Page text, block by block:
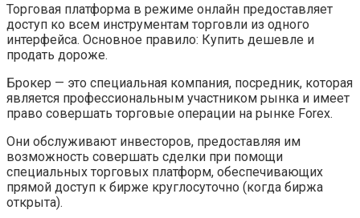
Торговая платформа в режиме онлайн предоставляет
доступ ко всем инструментам торговли из одного
интерфейса. Основное правило: Купить дешевле и
продать дороже.
Брокер — это специальная компания, посредник, которая
является профессиональным участником рынка и имеет
право совершать торговые операции на рынке Forex.
Они обслуживают инвесторов, предоставляя им
возможность совершать сделки при помощи
специальных торговых платформ, обеспечивающих
прямой доступ к бирже круглосуточно (когда биржа
открыта).